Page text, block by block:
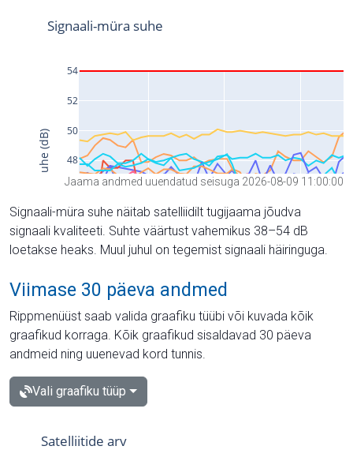
Jaama andmed uuendatud seisuga 2026-08-09 11:00:00
Signaali-müra suhe näitab satelliidilt tugijaama jõudva
signaali kvaliteeti. Suhte väärtust vahemikus 38–54 dB
loetakse heaks. Muul juhul on tegemist signaali häiringuga.
Viimase 30 päeva andmed
Rippmenüüst saab valida graafiku tüübi või kuvada kõik
graafikud korraga. Kõik graafikud sisaldavad 30 päeva
andmeid ning uuenevad kord tunnis.
Vali graafiku tüüp
Satelliitide arv